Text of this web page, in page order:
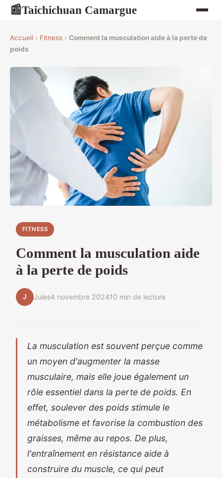
📰Taichichuan Camargue
Accueil › Fitness › Comment la musculation aide à la perte de
poids
FITNESS
Comment la musculation aide
à la perte de poids
J Jules4 novembre 202410 min de lecture
La musculation est souvent perçue comme
un moyen d'augmenter la masse
musculaire, mais elle joue également un
rôle essentiel dans la perte de poids. En
effet, soulever des poids stimule le
métabolisme et favorise la combustion des
graisses, même au repos. De plus,
l'entraînement en résistance aide à
construire du muscle, ce qui peut